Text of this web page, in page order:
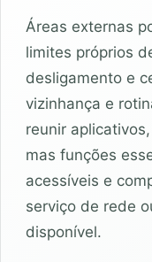
Áreas externas
limites próprios
desligamento e
vizinhança e
reunir
mas funções
acessíveis e
serviço de rede
disponível.